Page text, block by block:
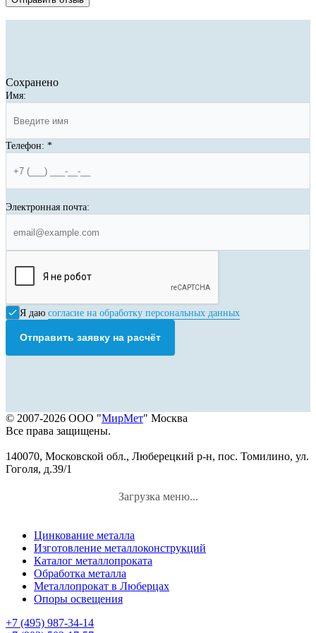
Сохранено
Имя:
Телефон: *
Электронная почта:
Я даю согласие на обработку персональных данных
Отправить заявку на расчёт
© 2007-2026 ООО "МирМет" Москва
Все права защищены.
140070, Московской обл., Люберецкий р-н, пос. Томилино, ул.
Гоголя, д.39/1
Загрузка меню...
Цинкование металла
Изготовление металлоконструкций
Каталог металлопроката
Обработка металла
Металлопрокат в Люберцах
Опоры освещения
+7 (495) 987-34-14